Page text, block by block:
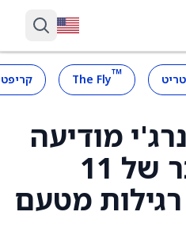
™
The Fly
מודיעה
על הצעת מכר של 11
רגילות מטעם